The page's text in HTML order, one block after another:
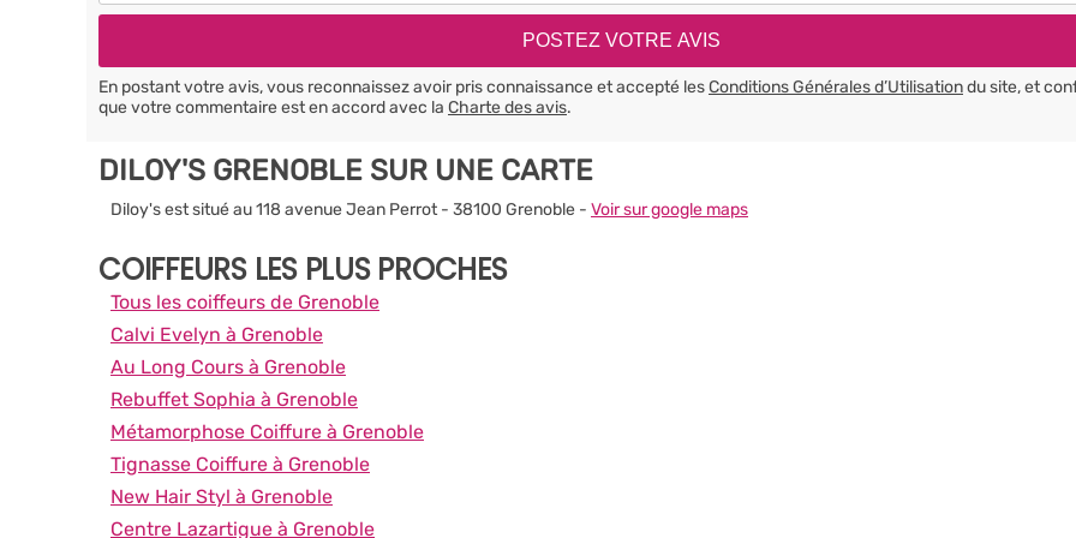
En postant votre avis, vous reconnaissez avoir pris connaissance et accepté lesConditions Générales d’Utilisationdu site, et
que votre commentaire est en accord avec la Charte des avis.
DILOY'S GRENOBLE SUR UNE CARTE
Diloy's est situé au 118 avenue Jean Perrot - 38100 Grenoble - Voir sur google maps
COIFFEURS LES PLUS PROCHES
Tous les coiffeurs de Grenoble
Calvi Evelyn à Grenoble
Au Long Cours à Grenoble
Rebuffet Sophia à Grenoble
Métamorphose Coiffure à Grenoble
Tignasse Coiffure à Grenoble
New Hair Styl à Grenoble
Centre Lazartigue à Grenoble